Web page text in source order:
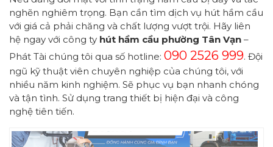
nghẽn nghiêm trọng. Bạn cần tìm dịch vụ hút hầm cầu
với giá cả phải chăng và chất lượng vượt trội. Hãy liên
hệ ngay với công ty hút hầm cầu phường Tân Vạn –
Phát Tài chúng tôi qua số hotline: 090 2526 999. Đội
ngũ kỹ thuật viên chuyên nghiệp của chúng tôi, với
nhiều năm kinh nghiệm. Sẽ phục vụ bạn nhanh chóng
và tận tình. Sử dụng trang thiết bị hiện đại và công
nghệ tiên tiến.